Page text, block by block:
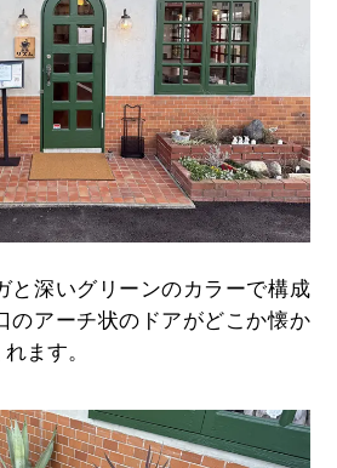
と深いグリーンのカラーで構成
のアーチ状のドアがどこか懐か
ます。